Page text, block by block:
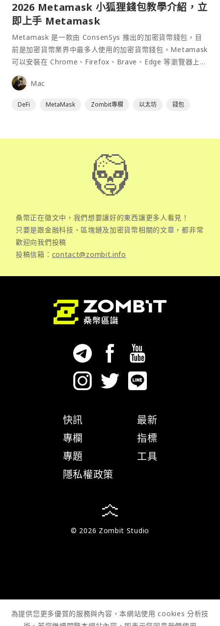
2026 Metamask 小狐狸錢包教學介紹，立
即上手 Metamask
Metamask 是一款由 ConsenSys 推出的加密貨幣錢包，目
前是加密貨幣業界中最多人使用的加密貨幣錢包。Metamask
可以安裝在 Chrome、Firefox、Brave、Edge 等瀏覽器上作
為插件使用，具備許多功能且使用上非常方便。
Mac
DeFi MetaMask Zombit專欄 以太坊 錢包
桑幣正在徵文中，我們想要讓好的東西讓更多人看見！
只要是跟金融科技、區塊鏈及加密貨幣相關的文章，都非常
歡迎向我們投稿
投稿信箱： contact@zombit.info
快訊
專欄
專題
隱私權政策
最新
指標
工具
© 2026 Zombit Studio
為提供您更多優質的服務與內容，本網站使用 cookies 分析技